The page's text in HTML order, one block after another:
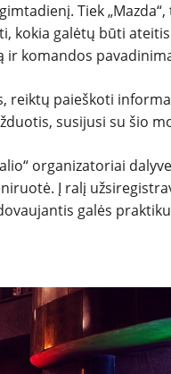
Tiek
galėtų būti
komandos
reiktų paieškoti
susijusi su šio
organizatoriai
Į ralį
galės